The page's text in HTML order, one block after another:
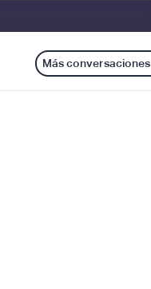
Más conversaciones